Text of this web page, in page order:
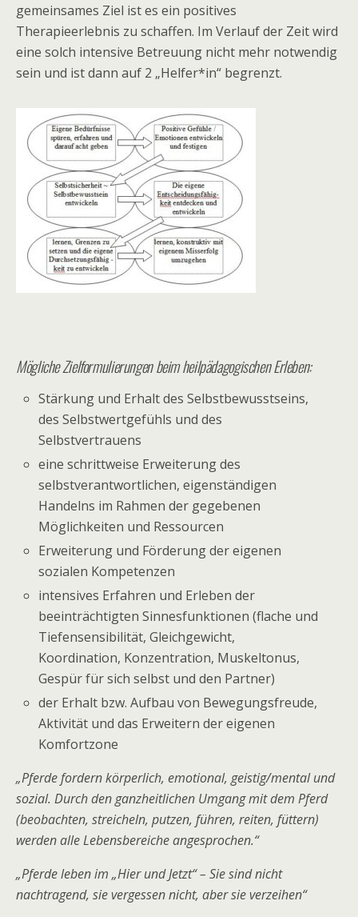
gemeinsames Ziel ist es ein positives
Therapieerlebnis zu schaffen. Im Verlauf der Zeit wird
eine solch intensive Betreuung nicht mehr notwendig
sein und ist dann auf 2 „Helfer*in“ begrenzt.
Mögliche Zielformulierungen beim heilpädagogischen Erleben:
Stärkung und Erhalt des Selbstbewusstseins,
des Selbstwertgefühls und des
Selbstvertrauens
eine schrittweise Erweiterung des
selbstverantwortlichen, eigenständigen
Handelns im Rahmen der gegebenen
Möglichkeiten und Ressourcen
Erweiterung und Förderung der eigenen
sozialen Kompetenzen
intensives Erfahren und Erleben der
beeinträchtigten Sinnesfunktionen (flache und
Tiefensensibilität, Gleichgewicht,
Koordination, Konzentration, Muskeltonus,
Gespür für sich selbst und den Partner)
der Erhalt bzw. Aufbau von Bewegungsfreude,
Aktivität und das Erweitern der eigenen
Komfortzone
„Pferde fordern körperlich, emotional, geistig/mental und
sozial. Durch den ganzheitlichen Umgang mit dem Pferd
(beobachten, streicheln, putzen, führen, reiten, füttern)
werden alle Lebensbereiche angesprochen.“
„Pferde leben im „Hier und Jetzt“ – Sie sind nicht
nachtragend, sie vergessen nicht, aber sie verzeihen“